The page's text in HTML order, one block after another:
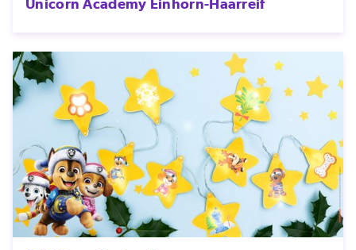
Unicorn Academy Einhorn-Haarreif